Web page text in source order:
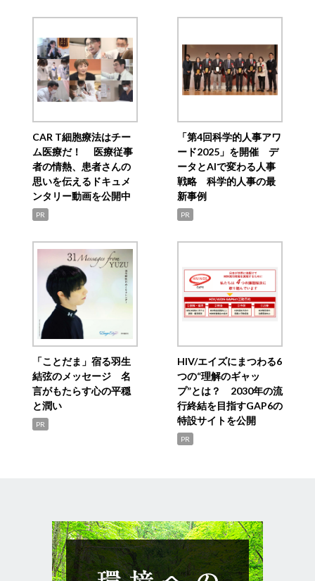
CAR T細胞療法はチー
ム医療だ！ 医療従事
者の情熱、患者さんの
思いを伝えるドキュメ
ンタリー動画を公開中
PR
「第4回科学的人事アワ
ード2025」を開催 デ
ータとAIで変わる人事
戦略 科学的人事の最
新事例
PR
「ことだま」宿る羽生
結弦のメッセージ 名
言がもたらす心の平穏
と潤い
PR
HIV/エイズにまつわる6
つの“理解のギャッ
プ”とは？ 2030年の流
行終結を目指すGAP6の
特設サイトを公開
PR